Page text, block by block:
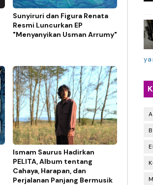
Sunyiruri dan Figura Renata
Resmi Luncurkan EP
"Menyanyikan Usman Arrumy"
Ismam Saurus Hadirkan
PELITA, Album tentang
Cahaya, Harapan, dan
Perjalanan Panjang Bermusik